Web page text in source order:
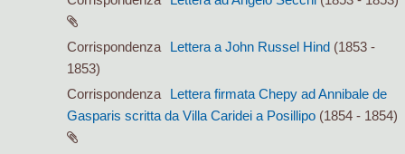
Corrispondenza Lettera a John Russel Hind (1853 -
1853)
Corrispondenza
Lettera firmata Chepy ad Annibale de
Gasparis scritta da Villa Caridei a Posillipo (1854 - 1854)